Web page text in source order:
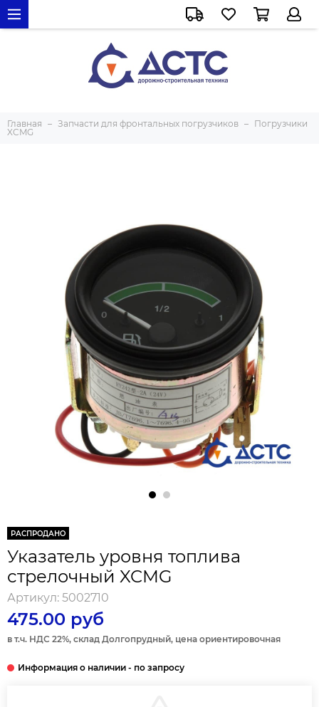
Главная Запчасти для фронтальных погрузчиков
Погрузчики
XCMG
РАСПРОДАНО
Указатель уровня топлива
стрелочный XCMG
Артикул: 5002710
475.00 руб
в т.ч. НДС 22%, склад Долгопрудный, цена ориентировочная